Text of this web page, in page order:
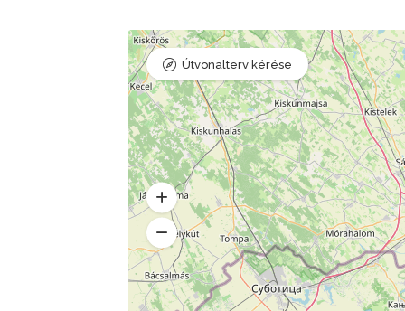
Útvonalterv kérése